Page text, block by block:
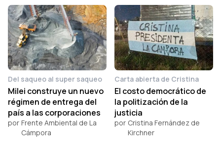
Del saqueo al super saqueo
Milei construye un nuevo
régimen de entrega del
país a las corporaciones
por Frente Ambiental de La
Cámpora
Carta abierta de Cristina
El costo democrático de
la politización de la
justicia
por Cristina Fernández de
Kirchner